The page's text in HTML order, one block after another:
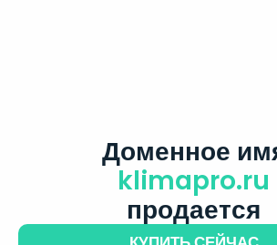
Доменное
klimapro.ru
продается